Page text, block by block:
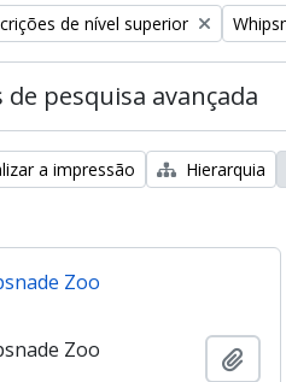
de nível superior
de pesquisa avançada
a impressão Hierarquia
Zoo
Zoo